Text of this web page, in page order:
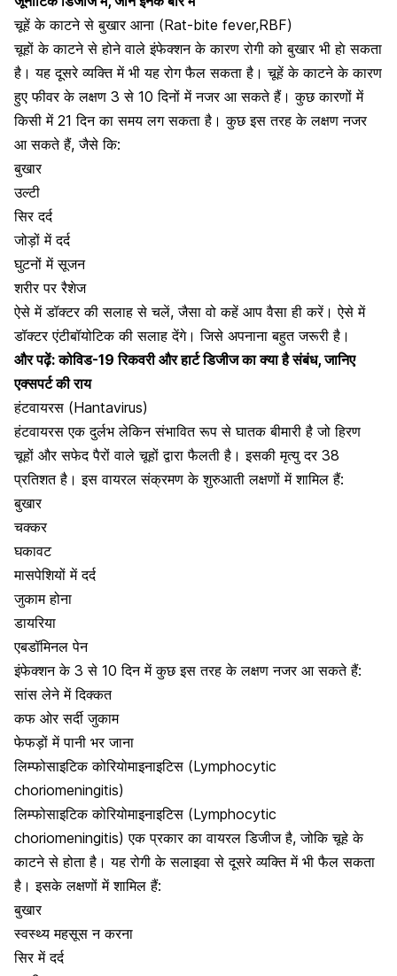
चूहें के काटने से बुखार आना (Rat-bite fever,RBF)
चूहों के काटने से होने वाले इंफेक्शन के कारण रोगी को बुखार भी हाे सकता
है। यह दूसरे व्यक्ति में भी यह रोग फैल सकता है। चूहें के काटने के कारण
हुए फीवर के लक्षण 3 से 10 दिनों में नजर आ सकते हैं। कुछ कारणों में
किसी में 21 दिन का समय लग सकता है। कुछ इस तरह के लक्षण नजर
आ सकते हैं, जैसे कि:
बुखार
उल्टी
सिर दर्द
जोड़ों में दर्द
घुटनों में सूजन
शरीर पर रैशेज
ऐसे में डॉक्टर की सलाह से चलें, जैसा वो कहें आप वैसा ही करें। ऐसे में
डॉक्टर एंटीबॉयोटिक की सलाह देंगे। जिसे अपनाना बहुत जरूरी है।
और पढ़ें:कोविड-19 रिकवरी और हार्ट डिजीज का क्या है संबंध, जानिए
एक्सपर्ट की राय
हंटवायरस (Hantavirus)
हंटवायरस एक दुर्लभ लेकिन संभावित रूप से घातक बीमारी है जो हिरण
चूहों और सफेद पैरों वाले चूहों द्वारा फैलती है। इसकी मृत्यु दर 38
प्रतिशत है। इस वायरल संक्रमण के शुरुआती लक्षणों में शामिल हैं:
बुखार
चक्कर
घकावट
मासपेशियों में दर्द
जुकाम होना
डायरिया
एबडॉमिनल पेन
इंफेक्शन के 3 से 10 दिन में कुछ इस तरह के लक्षण नजर आ सकते हैं:
सांस लेने में दिक्कत
कफ ओर सर्दी जुकाम
फेफड़ों में पानी भर जाना
लिम्फोसाइटिक कोरियोमाइनाइटिस (Lymphocytic
choriomeningitis)
लिम्फोसाइटिक कोरियोमाइनाइटिस (Lymphocytic
choriomeningitis) एक प्रकार का वायरल डिजीज है, जोकि चूहे के
काटने से होता है। यह रोगी के सलाइवा से दूसरे व्यक्ति में भी फैल सकता
है। इसके लक्षणों में शामिल हैं:
बुखार
स्वस्थ्य महसूस न करना
सिर में दर्द